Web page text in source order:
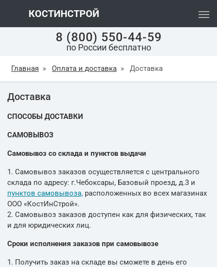
КОСТИНСТРОЙ
8 (800) 550-44-59
по России бесплатно
Главная » Оплата и доставка » Доставка
Доставка
СПОСОБЫ ДОСТАВКИ
САМОВЫВОЗ
Самовывоз со склада и пунктов выдачи
1. Самовывоз заказов осуществляется с центрального
склада по адресу: г.Чебоксары, Базовый проезд, д.3 и
пунктов самовывоза, расположенных во всех магазинах
ООО «КостИнСтрой».
2. Самовывоз заказов доступен как для физических, так
и для юридических лиц.
Сроки исполнения заказов при самовывозе
1. Получить заказ на складе вы сможете в день его